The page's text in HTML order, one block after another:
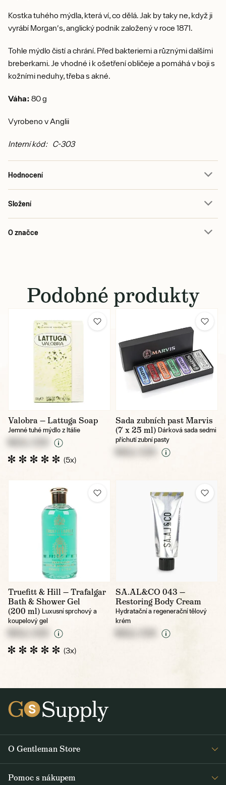
Kostka tuhého mýdla, která ví, co dělá. Jak by taky ne, když ji
vyrábí Morgan's, anglický podnik založený v roce 1871.
Tohle mýdlo čistí a chrání. Před bakteriemi a různými dalšími
breberkami. Je vhodné i k ošetření obličeje a pomáhá v boji s
kožními neduhy, třeba s akné.
Váha: 80 g
Vyrobeno v Anglii
Interní kód: C-303
Hodnocení
Složení
O značce
Podobné produkty
Valobra — Lattuga Soap
Jemné tuhé mýdlo z Itálie
(5x)
Sada zubních past Marvis
(7 x 25 ml) Dárková sada sedmi
příchutí zubní pasty
Truefitt & Hill — Trafalgar
Bath & Shower Gel
(200 ml) Luxusní sprchový a
koupelový gel
(3x)
SA.AL&CO 043 —
Restoring Body Cream
Hydratační a regenerační tělový
krém
O Gentleman Store
Pomoc s nákupem